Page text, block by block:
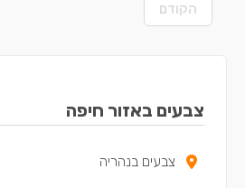
הקודם
צבעים באזור חיפה
צבעים בנהריה